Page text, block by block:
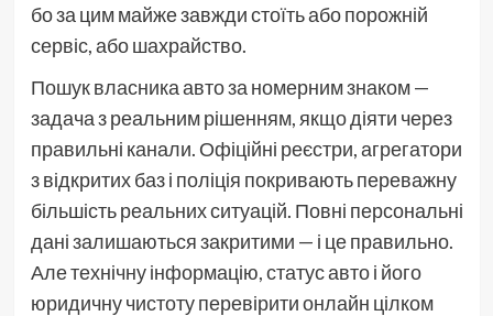
бо за цим майже завжди стоїть або порожній
сервіс, або шахрайство.
Пошук власника авто за номерним знаком —
задача з реальним рішенням, якщо діяти через
правильні канали. Офіційні реєстри, агрегатори
з відкритих баз і поліція покривають переважну
більшість реальних ситуацій. Повні персональні
дані залишаються закритими — і це правильно.
Але технічну інформацію, статус авто і його
юридичну чистоту перевірити онлайн цілком